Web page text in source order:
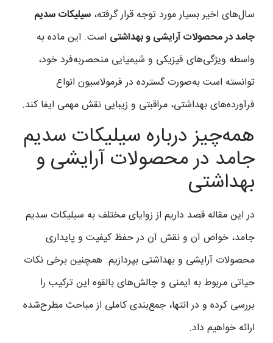
سال‌های اخیر بسیار مورد توجه قرار گرفته، سیلیکات سدیم
جامد در محصولات آرایشی و بهداشتی است. این ماده به
واسطه ویژگی‌های فیزیکی و شیمیایی منحصربه‌فرد خود،
توانسته است به‌صورت گسترده در فرمولاسیون انواع
فرآورده‌های بهداشتی، مراقبتی و زیبایی نقش مهمی ایفا کند.
همه‌چیز درباره سیلیکات سدیم
جامد در محصولات آرایشی و
بهداشتی
در این مقاله قصد داریم از زوایای مختلف به سیلیکات سدیم
جامد، خواص آن و نقش آن در حفظ کیفیت و پایداری
محصولات آرایشی و بهداشتی بپردازیم. همچنین برخی نکات
حیاتی مربوط به ایمنی و چالش‌های بالقوه این ترکیب را
بررسی کرده و در انتها، جمع‌بندی کاملی از مباحث مطرح‌شده
ارائه خواهیم داد.